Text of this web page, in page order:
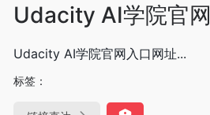
Udacity AI学院官网
Udacity AI学院官网入口网址...
标签：